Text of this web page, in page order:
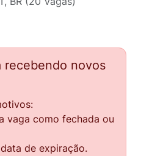
recebendo novos
vaga como fechada ou
de expiração.